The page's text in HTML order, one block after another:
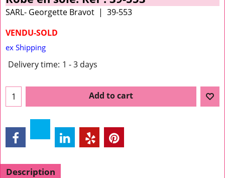
SARL- Georgette Bravot
39-553
VENDU-SOLD
ex Shipping
Delivery time: 1 - 3 days
Add to cart
Description